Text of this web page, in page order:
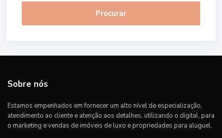
Procurar
Sobre nós
Estamos empenhados em fornecer um alto nível de especialização,
atendimento ao cliente e atenção aos detalhes, utilizando o digital, para
o marketing e vendas de imóveis de luxo e propriedades para aluguel.